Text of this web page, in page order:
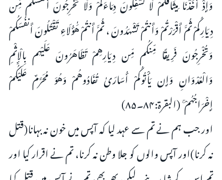
دِيَارِكُمْ ثُمَّ أَقْرَرْتُمْ وَأَنتُمْ تَشْهَدُونَ ، ثُمَّ أَنتُمْ هَٰؤُلَاءِ تَقْتُلُونَ أَنفُسَكُمْ
وَتُخْرِجُونَ فَرِيقًا مِّنكُم مِّن دِيَارِهِمْ تَظَاهَرُونَ عَلَيْهِم بِالْإِثْمِ
وَالْعُدْوَانِ وَإِن يَأْتُوكُمْ أُسَارَىٰ تُفَادُوهُمْ وَهُوَ مُحَرَّمٌ عَلَيْكُمْ
إِخْرَاجُهُمْ ۚ (البقرۃ:۸۴۔۸۵)
اور جب ہم نے تم سے عہد لیا کہ آپس میں خون نہ بہانا(قتل
نہ کرنا)اور آپس والوں کو جلا وطن نہ کرنا، تم نے اقرار کیا اور